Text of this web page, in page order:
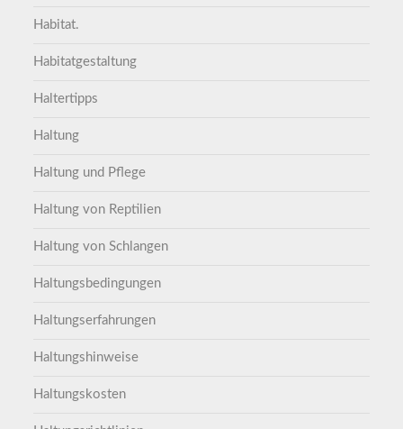
Habitat.
Habitatgestaltung
Haltertipps
Haltung
Haltung und Pflege
Haltung von Reptilien
Haltung von Schlangen
Haltungsbedingungen
Haltungserfahrungen
Haltungshinweise
Haltungskosten